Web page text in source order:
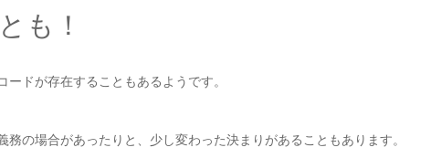
も！
ドが存在することもあるようです。
の場合があったりと、少し変わった決まりがあることもあります。